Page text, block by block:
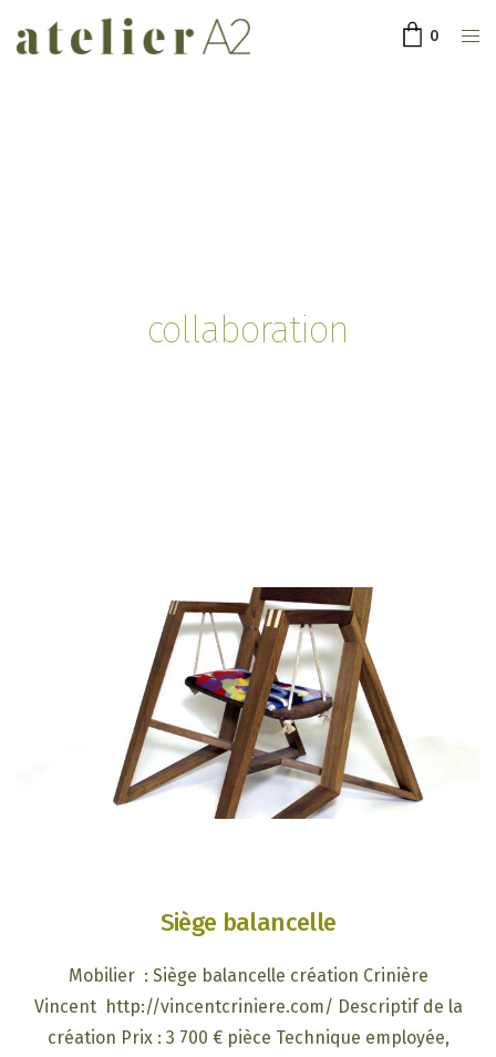
0
collaboration
Siège balancelle
Mobilier : Siège balancelle création Crinière
Vincent http://vincentcriniere.com/ Descriptif de la
création Prix : 3 700 € pièce Technique employée,